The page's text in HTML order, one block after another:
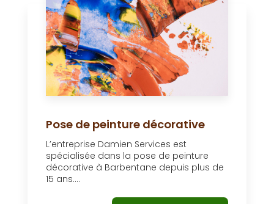
Pose de peinture décorative
L’entreprise Damien Services est
spécialisée dans la pose de peinture
décorative à Barbentane depuis plus de
15 ans....